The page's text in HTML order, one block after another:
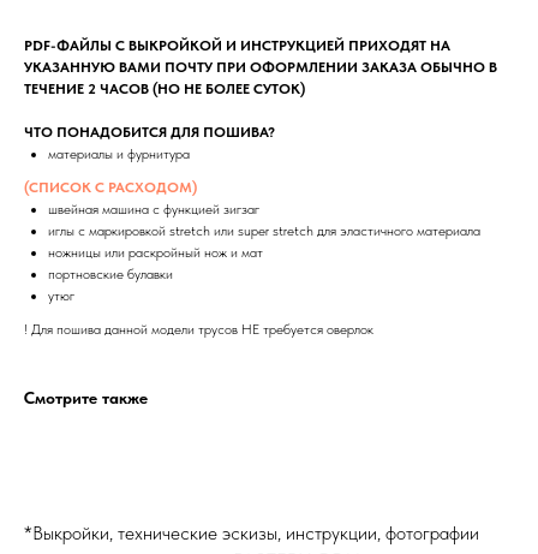
PDF-ФАЙЛЫ С ВЫКРОЙКОЙ И ИНСТРУКЦИЕЙ ПРИХОДЯТ НА
УКАЗАННУЮ ВАМИ ПОЧТУ ПРИ ОФОРМЛЕНИИ ЗАКАЗА ОБЫЧНО В
ТЕЧЕНИЕ 2 ЧАСОВ (НО НЕ БОЛЕЕ СУТОК)
ЧТО ПОНАДОБИТСЯ ДЛЯ ПОШИВА?
материалы и фурнитура
(СПИСОК С РАСХОДОМ)
швейная машина с функцией зигзаг
иглы с маркировкой stretch или super stretch для эластичного материала
ножницы или раскройный нож и мат
портновские булавки
утюг
! Для пошива данной модели трусов НЕ требуется оверлок
Смотрите также
*Выкройки, технические эскизы, инструкции, фотографии